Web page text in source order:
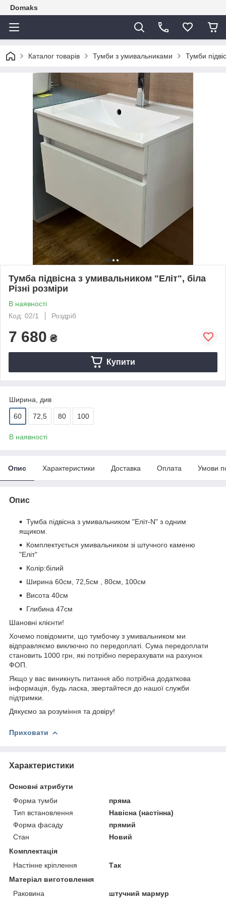
Domaks
Каталог товарів Тумби з умивальниками Тумби
Тумба підвісна з умивальником "Еліт", біла
Різні розміри
В наявності
Код: 02/1
Роздріб
7 680 ₴
Купити
Ширина, див
60 72,5 80 100
В наявності
Опис Характеристики Доставка Оплата Умови
Опис
Тумба підвісна з умивальником "Еліт-N" з одним
ящиком.
Комплектується умивальником зі штучного каменю
"Еліт"
Колір:білий
Ширина 60см, 72,5см , 80см, 100см
Висота 40см
Глибина 47см
Шановні клієнти!
Хочемо повідомити, що тумбочку з умивальником ми
відправляємо виключно по передоплаті. Сума передоплати
становить 1000 грн, які потрібно перерахувати на рахунок
ФОП.
Якщо у вас виникнуть питання або потрібна додаткова
інформація, будь ласка, звертайтеся до нашої служби
підтримки.
Дякуємо за розуміння та довіру!
Приховати
Характеристики
Основні атрибути
Форма тумби
пряма
Тип встановлення
Навісна (настінна)
Форма фасаду
прямий
Стан
Новий
Комплектація
Настінне кріплення
Так
Матеріал виготовлення
Раковина
штучний мармур